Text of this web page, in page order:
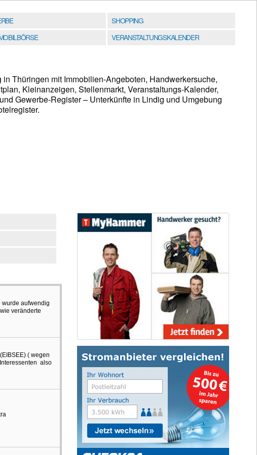
SHOPPING
VERANSTALTUNGSKALENDER
Thüringen mit Immobilien-Angeboten, Handwerkersuche,
Kleinanzeigen, Stellenmarkt, Veranstaltungs-Kalender,
Gewerbe-Register – Unterkünfte in Lindig und Umgebung
wurde aufwendig
veränderte
( wegen
also